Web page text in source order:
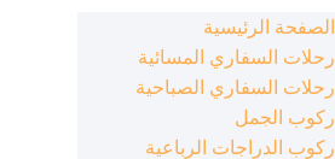
الصفحة الرئيسية
رحلات السفاري المسائية
رحلات السفاري الصباحية
ركوب الجمل
ركوب الدراجات الرباعية